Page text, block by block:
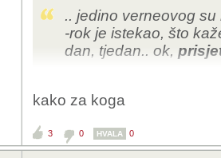
.. jedino verneovog
-rok je istekao, što
dan, tjedan.. ok,
kako za koga
3 0 HVALA 0